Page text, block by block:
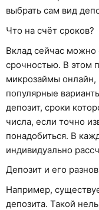
выбрать сам вид
Что на счёт сроков?
Вклад сейчас можно
срочностью. В этом
микрозаймы
популярные
депозит, сроки
числа, если точно
понадобиться. В
индивидуально
Депозит и его
Например,
депозита. Такой